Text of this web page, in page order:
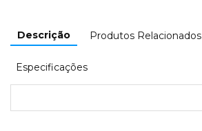
Descrição Produtos Relacionados
Especificações